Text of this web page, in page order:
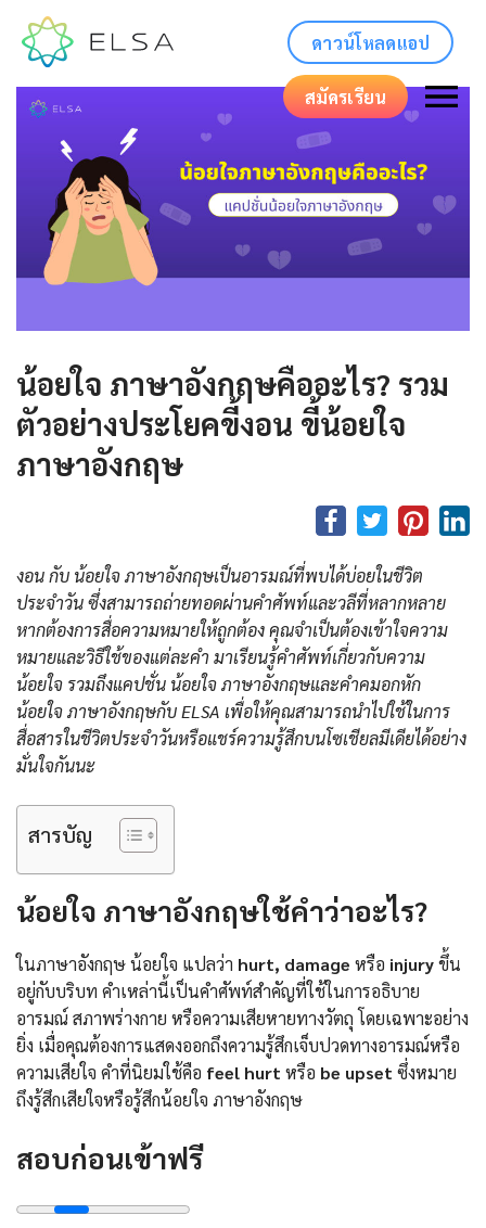
ดาวน์โหลดแอป
สมัครเรียน
น้อยใจ ภาษาอังกฤษคืออะไร? รวม
ตัวอย่างประโยคขี้งอน ขี้น้อยใจ
ภาษาอังกฤษ
งอน กับ น้อยใจ ภาษาอังกฤษเป็นอารมณ์ที่พบได้บ่อยในชีวิต
ประจำวัน ซึ่งสามารถถ่ายทอดผ่านคำศัพท์และวลีที่หลากหลาย
หากต้องการสื่อความหมายให้ถูกต้อง คุณจำเป็นต้องเข้าใจความ
หมายและวิธีใช้ของแต่ละคำ มาเรียนรู้คำศัพท์เกี่ยวกับความ
น้อยใจ รวมถึงแคปชั่น น้อยใจ ภาษาอังกฤษและคําคมอกหัก
น้อยใจ ภาษาอังกฤษกับ ELSA เพื่อให้คุณสามารถนำไปใช้ในการ
สื่อสารในชีวิตประจำวันหรือแชร์ความรู้สึกบนโซเชียลมีเดียได้อย่าง
มั่นใจกันนะ
สารบัญ
น้อยใจ ภาษาอังกฤษใช้คำว่าอะไร?
ในภาษาอังกฤษ น้อยใจ แปลว่า hurt, damage หรือ injuryขึ้น
อยู่กับบริบท คำเหล่านี้เป็นคำศัพท์สำคัญที่ใช้ในการอธิบาย
อารมณ์ สภาพร่างกาย หรือความเสียหายทางวัตถุ โดยเฉพาะอย่าง
ยิ่ง เมื่อคุณต้องการแสดงออกถึงความรู้สึกเจ็บปวดทางอารมณ์หรือ
ความเสียใจ คำที่นิยมใช้คือ feel hurt หรือ be upset ซึ่งหมาย
ถึงรู้สึกเสียใจหรือรู้สึกน้อยใจ ภาษาอังกฤษ
สอบก่อนเข้าฟรี